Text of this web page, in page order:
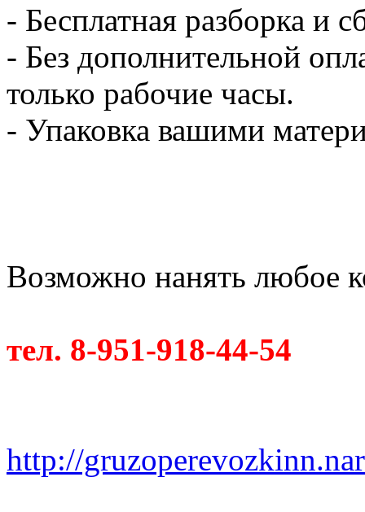
- Бесплатная разборка и
- Без дополнительной
только рабочие часы.
- Упаковка вашими
Возможно нанять любое
тел. 8-951-918-44-54
http://